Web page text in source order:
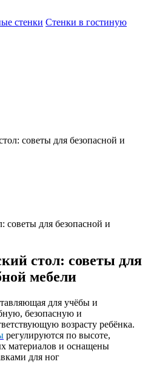
стенки Стенки в гостиную
советы для безопасной и
стол: советы для
мебели
для учёбы и
безопасную и
возрасту ребёнка.
регулируются по высоте,
материалов и оснащены
для ног